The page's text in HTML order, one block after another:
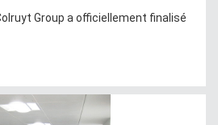
Group a officiellement finalisé